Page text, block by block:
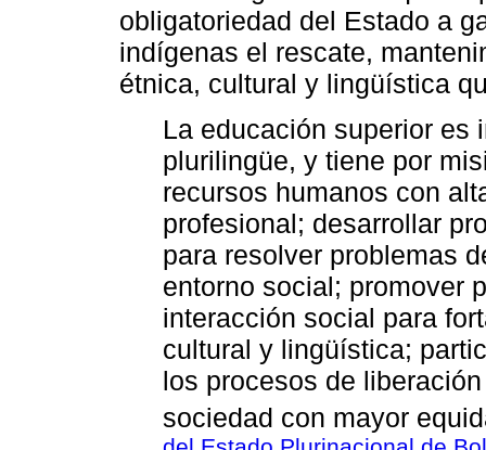
obligatoriedad del Estado a
indígenas el rescate,
étnica, cultural y lingüística
La educación superior es
plurilingüe, y tiene por
recursos humanos con
profesional; desarrollar
para resolver problemas
entorno social; promover
interacción social para
cultural y lingüística;
los procesos de
sociedad con mayor